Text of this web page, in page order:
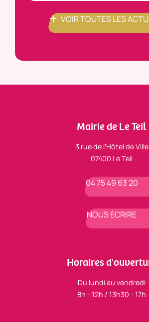
VOIR TOUTES LES
Mairie de Le Teil
3 rue de l’Hôtel de Ville
07400 Le Teil
04 75 49 63 20
NOUS ÉCRIRE
Horaires
Du lundi au vendredi
8h - 12h / 13h30 - 17h